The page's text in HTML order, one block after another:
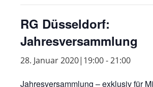
RG Düsseldorf:
Jahresversammlung
28. Januar 2020|19:00-21:00
Jahresversammlung – exklusiv für